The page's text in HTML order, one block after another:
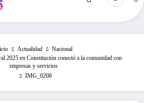
Actualidad
Nacional
2025 en Constitución conectó a la comunidad con
empresas y servicios
IMG_0208